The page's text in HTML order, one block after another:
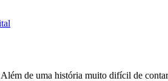
de uma história muito difícil de